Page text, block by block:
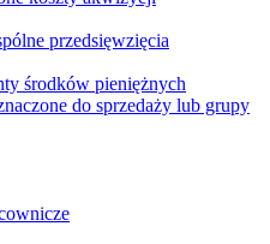
przedsięwzięcia
środków pieniężnych
do sprzedaży lub grupy